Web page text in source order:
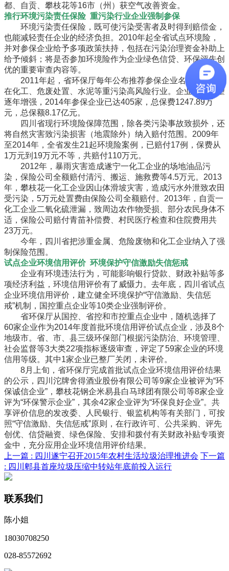
都、自贡、攀枝花等16市（州）获空气改善资金。
推行环境污染责任保险 重污染行业企业强制参保
环境污染责任保险，既可使污染受害者及时得到赔偿金，
也能减轻责任企业的经济负担。2010年起全省试点环境险，
并对参保企业给予多项政策扶持，包括在污染治理资金补助上
给予倾斜；将是否参加环境险作为企业绿色信贷、环保评先创
优的重要审查内容等。
2011年起，省环保厅每年公布推荐参保企业名单，主要
在化工、危废处置、水泥等重污染高风险行业。企业参保愿望
逐年增强，2014年参保企业已达405家，总保费1247.89万
元，总保额8.17亿元。
四川省现行环境险保障范围，除各类污染事故致损外，还
将自然灾害致污染损害（地震除外）纳入赔付范围。2009年
至2014年，全省发生21起环境险案例，已赔付17例，保费从
1万元到19万元不等，共赔付110万元。
2012年，暴雨灾害造成遂宁一化工企业的场地油品污
染，保险公司全额赔付清污、搬运、施救费等4.5万元。2013
年，攀枝花一化工企业因山体滑坡灾害，造成污水外泄致农田
受污染，5万元处置费由保险公司全额赔付。2013年，自贡一
化工企业二氧化硫泄漏，致周边农作物受损、部分农民身体不
适，保险公司赔付青苗补偿费、村民医疗检查和住院费用共
23万元。
今年，四川省把涉重金属、危险废物和化工企业纳入了强
制保险范围。
试点企业环境信用评价 环境保护守信激励失信惩戒
企业有环境违法行为，可能影响银行贷款、财政补贴等多
项经济利益，环境信用评价有了威慑力。去年底，四川省试点
企业环境信用评价，建立健全环境保护“守信激励、失信惩
戒”机制，国控重点企业等10类企业强制评价。
省环保厅从国控、省控和市控重点企业中，随机选择了
60家企业作为2014年度首批环境信用评价试点企业，涉及8个
地级市。省、市、县三级环保部门根据污染防治、环境管理、
社会监督等3大类22项指标逐级审查，评定了59家企业的环境
信用等级。其中1家企业已整厂关闭，未评价。
8月上旬，省环保厅完成首批试点企业环境信用评价结果
的公示，四川沱牌舍得酒业股份有限公司等9家企业被评为“环
保诚信企业”，攀枝花钢企米易县白马球团有限公司等8家企业
评为“环保警示企业”，其余42家企业评为“环保良好企业”。共
享评价信息的发改委、人民银行、银监机构等有关部门，可按
照“守信激励、失信惩戒”原则，在行政许可、公共采购、评先
创优、信贷融资、绿色保险、安排和拨付有关财政补贴专项资
金中，充分应用企业环境信用评价结果。
上一篇 : 四川遂宁召开2015年农村生活垃圾治理推进会 下一篇
: 四川郫县首座垃圾压缩中转站年底前投入运行
联系我们
陈小姐
18030708250
028-85572692